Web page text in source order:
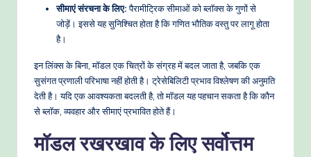
सीमाएं संरचना के लिए:पैरामीट्रिक सीमाओं को ब्लॉक्स के गुणों से
जोड़ें। इससे यह सुनिश्चित होता है कि गणित भौतिक वस्तु पर लागू होता
है।
इन लिंक्स के बिना, मॉडल एक चित्रों के संग्रह में बदल जाता है, जबकि एक
सुसंगत प्रणाली परिभाषा नहीं होती है। ट्रेसेबिलिटी प्रभाव विश्लेषण की अनुमति
देती है। यदि एक आवश्यकता बदलती है, तो मॉडल यह पहचान सकता है कि कौन
से ब्लॉक, व्यवहार और सीमाएं प्रभावित होते हैं।
मॉडल रखरखाव के लिए सर्वोत्तम